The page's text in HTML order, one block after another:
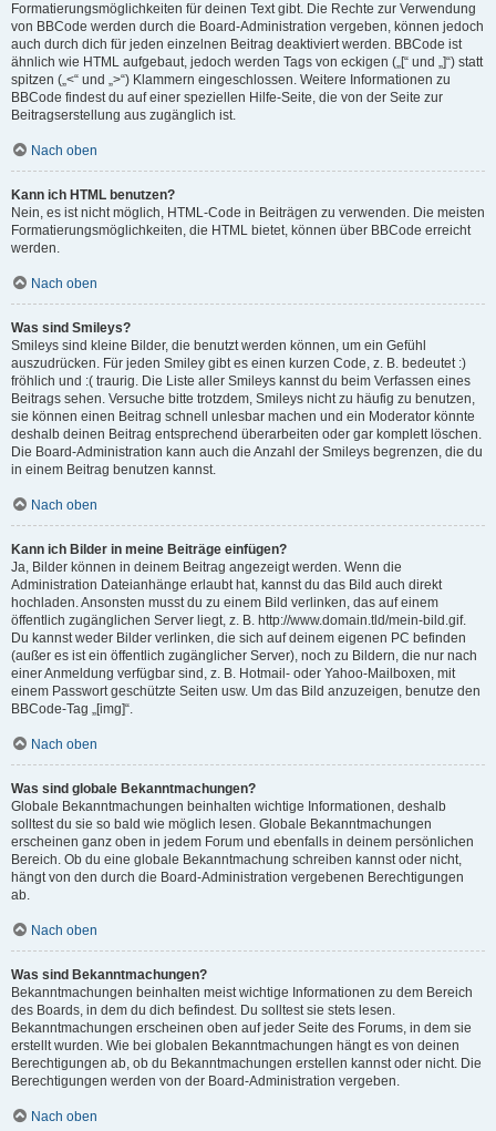
Formatierungsmöglichkeiten für deinen Text gibt. Die Rechte zur Verwendung
von BBCode werden durch die Board-Administration vergeben, können jedoch
auch durch dich für jeden einzelnen Beitrag deaktiviert werden. BBCode ist
ähnlich wie HTML aufgebaut, jedoch werden Tags von eckigen („[“ und „]“) statt
spitzen („<“ und „>“) Klammern eingeschlossen. Weitere Informationen zu
BBCode findest du auf einer speziellen Hilfe-Seite, die von der Seite zur
Beitragserstellung aus zugänglich ist.
Nach oben
Kann ich HTML benutzen?
Nein, es ist nicht möglich, HTML-Code in Beiträgen zu verwenden. Die meisten
Formatierungsmöglichkeiten, die HTML bietet, können über BBCode erreicht
werden.
Nach oben
Was sind Smileys?
Smileys sind kleine Bilder, die benutzt werden können, um ein Gefühl
auszudrücken. Für jeden Smiley gibt es einen kurzen Code, z. B. bedeutet :)
fröhlich und :( traurig. Die Liste aller Smileys kannst du beim Verfassen eines
Beitrags sehen. Versuche bitte trotzdem, Smileys nicht zu häufig zu benutzen,
sie können einen Beitrag schnell unlesbar machen und ein Moderator könnte
deshalb deinen Beitrag entsprechend überarbeiten oder gar komplett löschen.
Die Board-Administration kann auch die Anzahl der Smileys begrenzen, die du
in einem Beitrag benutzen kannst.
Nach oben
Kann ich Bilder in meine Beiträge einfügen?
Ja, Bilder können in deinem Beitrag angezeigt werden. Wenn die
Administration Dateianhänge erlaubt hat, kannst du das Bild auch direkt
hochladen. Ansonsten musst du zu einem Bild verlinken, das auf einem
öffentlich zugänglichen Server liegt, z. B. http://www.domain.tld/mein-bild.gif.
Du kannst weder Bilder verlinken, die sich auf deinem eigenen PC befinden
(außer es ist ein öffentlich zugänglicher Server), noch zu Bildern, die nur nach
einer Anmeldung verfügbar sind, z. B. Hotmail- oder Yahoo-Mailboxen, mit
einem Passwort geschützte Seiten usw. Um das Bild anzuzeigen, benutze den
BBCode-Tag „[img]“.
Nach oben
Was sind globale Bekanntmachungen?
Globale Bekanntmachungen beinhalten wichtige Informationen, deshalb
solltest du sie so bald wie möglich lesen. Globale Bekanntmachungen
erscheinen ganz oben in jedem Forum und ebenfalls in deinem persönlichen
Bereich. Ob du eine globale Bekanntmachung schreiben kannst oder nicht,
hängt von den durch die Board-Administration vergebenen Berechtigungen
ab.
Nach oben
Was sind Bekanntmachungen?
Bekanntmachungen beinhalten meist wichtige Informationen zu dem Bereich
des Boards, in dem du dich befindest. Du solltest sie stets lesen.
Bekanntmachungen erscheinen oben auf jeder Seite des Forums, in dem sie
erstellt wurden. Wie bei globalen Bekanntmachungen hängt es von deinen
Berechtigungen ab, ob du Bekanntmachungen erstellen kannst oder nicht. Die
Berechtigungen werden von der Board-Administration vergeben.
Nach oben